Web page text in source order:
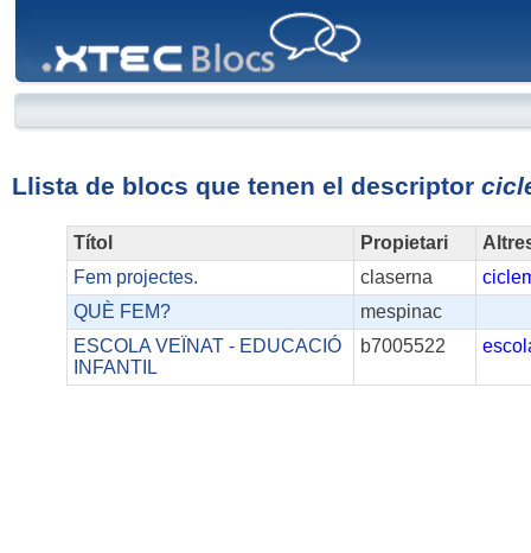
Llista de blocs que tenen el descriptor
Títol Propietari
Fem projectes.
claserna
QUÈ FEM?
mespinac
ESCOLA VEÏNAT - EDUCACIÓ
INFANTIL
b7005522